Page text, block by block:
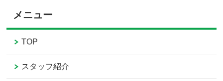
メニュー
TOP
スタッフ紹介